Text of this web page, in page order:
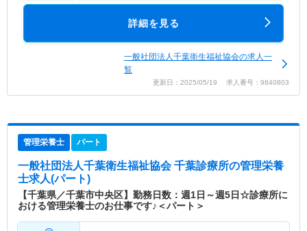
詳細を見る
一般社団法人千葉衛生福祉協会の求人一
覧
更新日：2025/05/19 求人番号：9840803
管理栄養士 パート
一般社団法人千葉衛生福祉協会 千葉診療所の管理栄養
士求人(パート)
【千葉県／千葉市中央区】勤務日数：週1日～週5日☆診療所に
おける管理栄養士のお仕事です♪＜パート＞